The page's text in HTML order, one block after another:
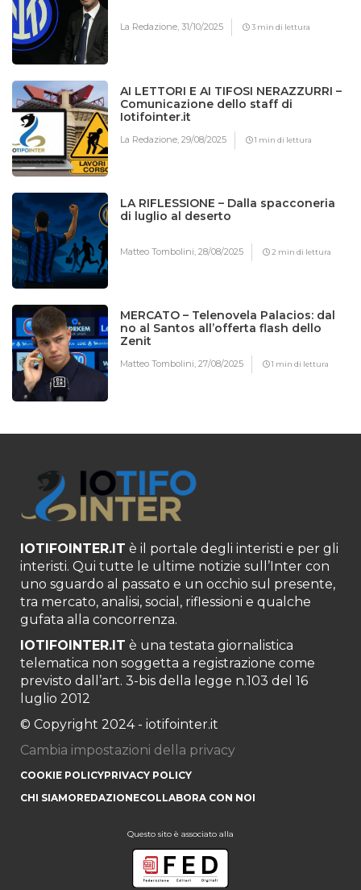
La Redazione,31/10/2025 3 min di lettura
AI LETTORI E AI TIFOSI NERAZZURRI –
Comunicazione dello staff di
Iotifointer.it
La Redazione,29/08/2025 1 min di lettura
LA RIFLESSIONE – Dalla spacconeria
di luglio al deserto
Matteo Tombolini,28/08/2025 2 min di lettura
MERCATO – Telenovela Palacios: dal
no al Santos all’offerta flash dello
Zenit
Matteo Tombolini,27/08/2025 1 min di lettura
IOTIFOINTER.IT è il portale degli interisti e per gli
interisti. Qui tutte le ultime notizie sull’Inter con
uno sguardo al passato e un occhio sul presente,
tra mercato, analisi, social, riflessioni e qualche
gufata alla concorrenza.
IOTIFOINTER.IT è una testata giornalistica
telematica non soggetta a registrazione come
previsto dall’art. 3-bis della legge n.103 del 16
luglio 2012
© Copyright 2024 - iotifointer.it
Cambia impostazioni della privacy
COOKIE POLICYPRIVACY POLICY
CHI SIAMOREDAZIONECOLLABORA CON NOI
Questo sito è associato alla